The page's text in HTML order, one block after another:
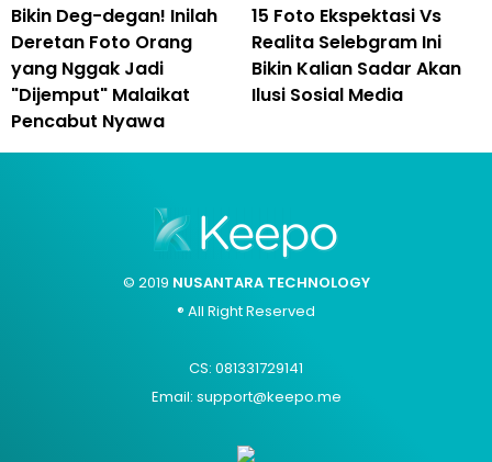
Bikin Deg-degan! Inilah
Deretan Foto Orang
yang Nggak Jadi
"Dijemput" Malaikat
Pencabut Nyawa
15 Foto Ekspektasi Vs
Realita Selebgram Ini
Bikin Kalian Sadar Akan
Ilusi Sosial Media
© 2019 NUSANTARA TECHNOLOGY
® All Right Reserved
CS: 081331729141
Email: support@keepo.me